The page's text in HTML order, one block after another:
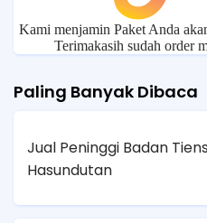
Kami menjamin Paket Anda
Terimakasih sudah order
Paling Banyak Dibaca
Jual Peninggi Badan
Hasundutan